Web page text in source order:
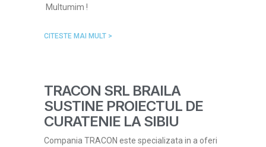
Multumim !
CITESTE MAI MULT >
TRACON SRL BRAILA
SUSTINE PROIECTUL DE
CURATENIE LA SIBIU
Compania TRACON este specializata in a oferi